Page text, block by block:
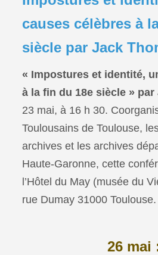
causes célèbres à
siècle par Jack
« Impostures et identité,
à la fin du 18e siècle »
23 mai, à 16 h 30.
Toulousains de Toulouse,
archives et les archives
Haute-Garonne, cette
l’Hôtel du May (musée du
rue Dumay 31000 Toulouse.
26 mai